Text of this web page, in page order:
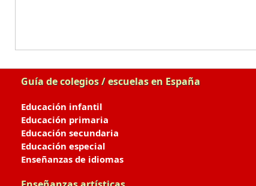
Guía de colegios / escuelas en España
Educación infantil
Educación primaria
Educación secundaria
Educación especial
Enseñanzas de idiomas